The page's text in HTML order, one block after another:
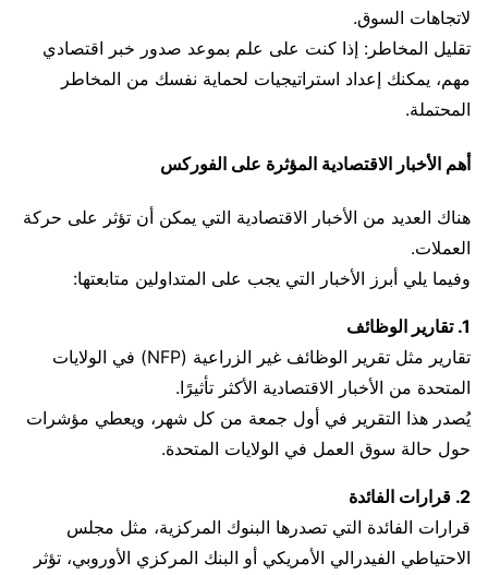
لاتجاهات السوق.
تقليل المخاطر: إذا كنت على علم بموعد صدور خبر اقتصادي
مهم، يمكنك إعداد استراتيجيات لحماية نفسك من المخاطر
المحتملة.
أهم الأخبار الاقتصادية المؤثرة على الفوركس
هناك العديد من الأخبار الاقتصادية التي يمكن أن تؤثر على حركة
العملات.
وفيما يلي أبرز الأخبار التي يجب على المتداولين متابعتها:
1. تقارير الوظائف
تقارير مثل تقرير الوظائف غير الزراعية (NFP) في الولايات
المتحدة من الأخبار الاقتصادية الأكثر تأثيرًا.
يُصدر هذا التقرير في أول جمعة من كل شهر، ويعطي مؤشرات
حول حالة سوق العمل في الولايات المتحدة.
2. قرارات الفائدة
قرارات الفائدة التي تصدرها البنوك المركزية، مثل مجلس
الاحتياطي الفيدرالي الأمريكي أو البنك المركزي الأوروبي، تؤثر